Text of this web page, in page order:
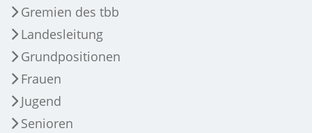
Gremien des tbb
Landesleitung
Grundpositionen
Frauen
Jugend
Senioren